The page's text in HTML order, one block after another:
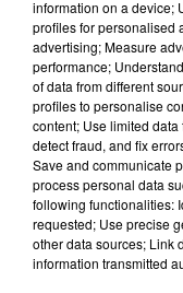
information on a device;
profiles for personalised
advertising; Measure
performance;
of data from different
profiles to personalise
content; Use limited
detect fraud, and fix
Save and communicate
process personal data
following functionalities:
requested; Use precise
other data sources; Link
information transmitted